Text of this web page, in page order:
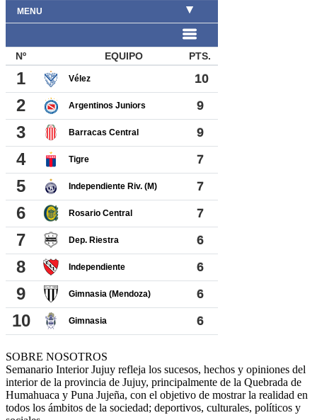
SOBRE NOSOTROS
Semanario Interior Jujuy refleja los sucesos, hechos y opiniones del
interior de la provincia de Jujuy, principalmente de la Quebrada de
Humahuaca y Puna Jujeña, con el objetivo de mostrar la realidad en
todos los ámbitos de la sociedad; deportivos, culturales, políticos y